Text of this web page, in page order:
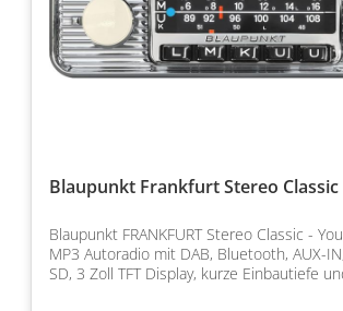
Blaupunkt Frankfurt Stereo Classic
Blaupunkt FRANKFURT Stereo Classic -
MP3 Autoradio mit DAB, Bluetooth, AUX-
SD, 3 Zoll TFT Display, kurze Einbautiefe